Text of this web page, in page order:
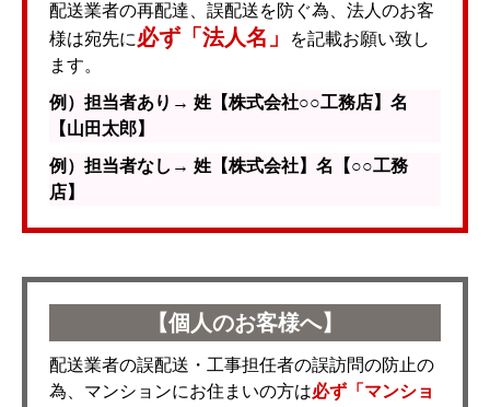
配送業者の再配達、誤配送を防ぐ為、法人のお客
様は宛先に必ず「法人名」
を記載お願い致し
ます。
例）担当者あり→ 姓【株式会社○○工務店】名
【山田太郎】
例）担当者なし→ 姓【株式会社】名【○○工務
店】
【個人のお客様へ】
配送業者の誤配送・工事担任者の誤訪問の防止の
為、マンションにお住まいの方は必ず「マンショ